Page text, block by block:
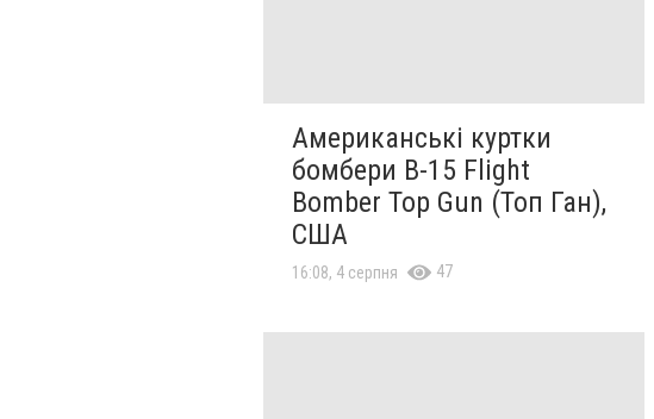
Американські куртки
бомбери B-15 Flight
Bomber Top Gun (Топ Ган),
США
16:08, 4 серпня 47